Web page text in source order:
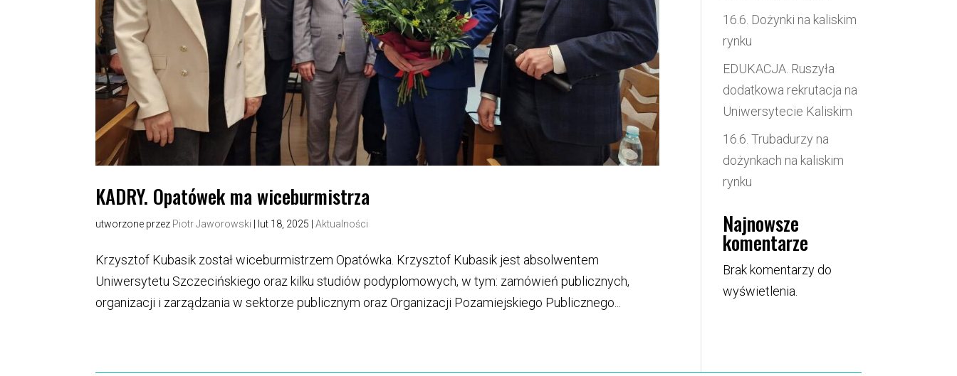
KADRY. Opatówek ma wiceburmistrza
utworzone przez Piotr Jaworowski | lut 18, 2025 |Aktualności
Krzysztof Kubasik został wiceburmistrzem Opatówka. Krzysztof Kubasik jest absolwentem
Uniwersytetu Szczecińskiego oraz kilku studiów podyplomowych, w tym: zamówień publicznych,
organizacji i zarządzania w sektorze publicznym oraz Organizacji Pozamiejskiego Publicznego...
16.6. Dożynki na kaliskim
rynku
EDUKACJA. Ruszyła
dodatkowa rekrutacja na
Uniwersytecie Kaliskim
16.6. Trubadurzy na
dożynkach na kaliskim
rynku
Najnowsze
komentarze
Brak komentarzy do
wyświetlenia.